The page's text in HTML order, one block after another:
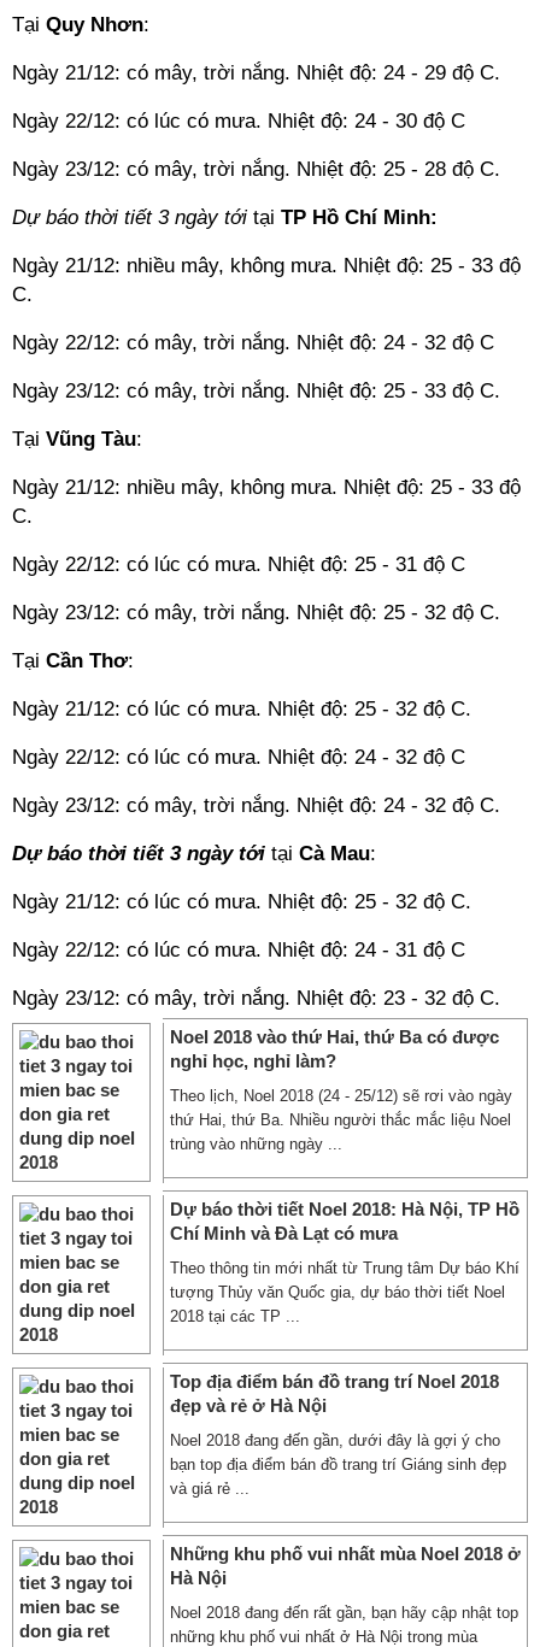
Tại Quy Nhơn:
Ngày 21/12: có mây, trời nắng. Nhiệt độ: 24 - 29 độ C.
Ngày 22/12: có lúc có mưa. Nhiệt độ: 24 - 30 độ C
Ngày 23/12: có mây, trời nắng. Nhiệt độ: 25 - 28 độ C.
Dự báo thời tiết 3 ngày tới tại TP Hồ Chí Minh:
Ngày 21/12: nhiều mây, không mưa. Nhiệt độ: 25 - 33 độ
C.
Ngày 22/12: có mây, trời nắng. Nhiệt độ: 24 - 32 độ C
Ngày 23/12: có mây, trời nắng. Nhiệt độ: 25 - 33 độ C.
Tại Vũng Tàu:
Ngày 21/12: nhiều mây, không mưa. Nhiệt độ: 25 - 33 độ
C.
Ngày 22/12: có lúc có mưa. Nhiệt độ: 25 - 31 độ C
Ngày 23/12: có mây, trời nắng. Nhiệt độ: 25 - 32 độ C.
Tại Cần Thơ:
Ngày 21/12: có lúc có mưa. Nhiệt độ: 25 - 32 độ C.
Ngày 22/12: có lúc có mưa. Nhiệt độ: 24 - 32 độ C
Ngày 23/12: có mây, trời nắng. Nhiệt độ: 24 - 32 độ C.
Dự báo thời tiết 3 ngày tới tại Cà Mau:
Ngày 21/12: có lúc có mưa. Nhiệt độ: 25 - 32 độ C.
Ngày 22/12: có lúc có mưa. Nhiệt độ: 24 - 31 độ C
Ngày 23/12: có mây, trời nắng. Nhiệt độ: 23 - 32 độ C.
Noel 2018 vào thứ Hai, thứ Ba có được
nghỉ học, nghỉ làm?
Theo lịch, Noel 2018 (24 - 25/12) sẽ rơi vào ngày
thứ Hai, thứ Ba. Nhiều người thắc mắc liệu Noel
trùng vào những ngày ...
Dự báo thời tiết Noel 2018: Hà Nội, TP Hồ
Chí Minh và Đà Lạt có mưa
Theo thông tin mới nhất từ Trung tâm Dự báo Khí
tượng Thủy văn Quốc gia, dự báo thời tiết Noel
2018 tại các TP ...
Top địa điểm bán đồ trang trí Noel 2018
đẹp và rẻ ở Hà Nội
Noel 2018 đang đến gần, dưới đây là gợi ý cho
bạn top địa điểm bán đồ trang trí Giáng sinh đẹp
và giá rẻ ...
Những khu phố vui nhất mùa Noel 2018 ở
Hà Nội
Noel 2018 đang đến rất gần, bạn hãy cập nhật top
những khu phố vui nhất ở Hà Nội trong mùa